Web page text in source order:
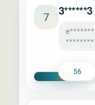
7 3******3
56